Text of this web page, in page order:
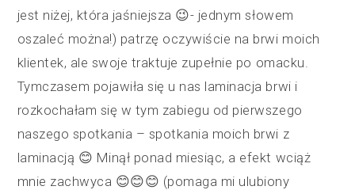
jest niżej, która jaśniejsza 😉- jednym słowem
oszaleć można!) patrzę oczywiście na brwi moich
klientek, ale swoje traktuje zupełnie po omacku.
Tymczasem pojawiła się u nas laminacja brwi i
rozkochałam się w tym zabiegu od pierwszego
naszego spotkania – spotkania moich brwi z
laminacją 😊 Minął ponad miesiąc, a efekt wciąż
mnie zachwyca 😊😊😊 (pomaga mi ulubiony